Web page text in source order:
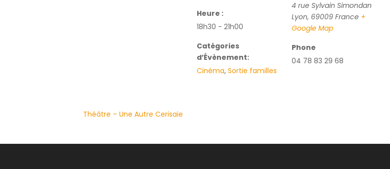
Heure :
18h30 - 21h00
Catégories
d’Évènement:
Cinéma, Sortie familles
4 rue Sylvain Simondan
Lyon, 69009 France +
Google Map
Phone
04 78 83 29 68
Théâtre – Une Autre Cerisaie